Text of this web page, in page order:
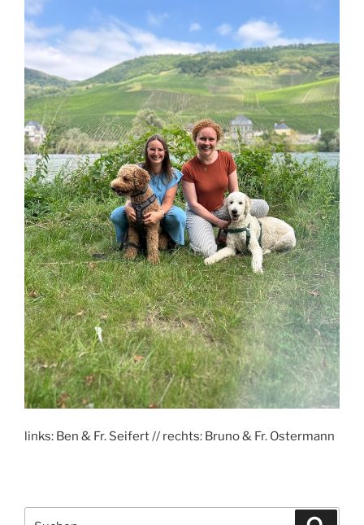
links: Ben & Fr. Seifert // rechts: Bruno & Fr. Ostermann